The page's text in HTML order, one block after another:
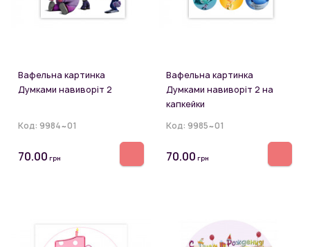
Вафельна картинка
Думками навиворіт 2
Код: 9984~01
70.00 грн
Вафельна картинка
Думками навиворіт 2 на
капкейки
Код: 9985~01
70.00 грн